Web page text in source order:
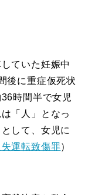
ていた妊娠中
後に重症仮死状
時間半で女児
「人」となっ
して、女児に
運転致傷罪）